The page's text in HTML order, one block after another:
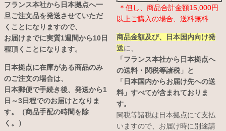
フランス本社から日本拠点へ一
旦ご注文品を発送させていただ
くことになりますので、
お届けまでに実質1週間から10日
程頂くことになります。
日本拠点に在庫がある商品のみ
のご注文の場合は、
日本郵便で手続き後、発送から1
日～3日程でのお届けとなりま
す。（商品手配の時間を除
く。）
＊但し、商品合計金額15,000円
以上ご購入の場合、送料無料
商品金額及び、日本国内向け発
送に、
「フランス本社から日本拠点へ
の送料・関税等諸税」と
「日本国内からお届け先への送
料」すべてが含まれておりま
す。
関税等諸税は日本拠点にて支払
いますので、お届け時に別途請